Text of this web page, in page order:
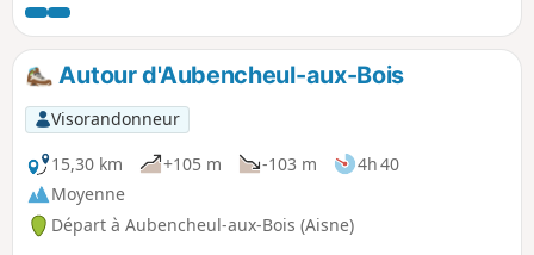
pas. Au détour de Gouzeaucourt, laissez-vous surprendre
par l’ombre des forêts, mémoire silencieuse des batailles
qui ont façonné ces terres. Poursuivez vers Villers-Guislain,
où les vallons verdoyants et les clochers champêtres offrent
une halte ressourçante, entre nature et histoire. Entre
patrimoine discret et paysages apaisants, cet itinéraire
révèle toute la poésie du petit patrimoine rural.
Autour d'Aubencheul-aux-Bois
Visorandonneur
15,30 km
+105 m -103 m
4h 40
Moyenne
Départ à Aubencheul-aux-Bois (Aisne)